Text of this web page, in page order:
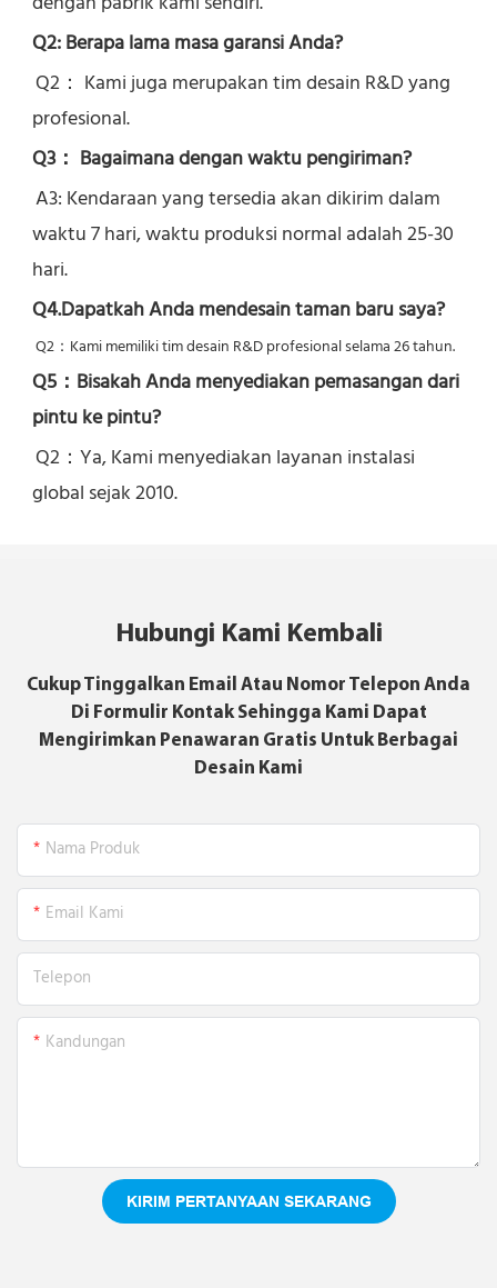
Q2: Berapa lama masa garansi Anda?
Q2： Kami juga merupakan tim desain R&D yang
profesional.
Q3： Bagaimana dengan waktu pengiriman?
A3: Kendaraan yang tersedia akan dikirim dalam
waktu 7 hari, waktu produksi normal adalah 25-30
hari.
Q4.Dapatkah Anda mendesain taman baru saya?
Q2： Kami memiliki tim desain R&D profesional selama 26 tahun.
Q5： Bisakah Anda menyediakan pemasangan dari
pintu ke pintu?
Q2：Ya, Kami menyediakan layanan instalasi
global sejak 2010.
Hubungi Kami Kembali
Cukup Tinggalkan Email Atau Nomor Telepon Anda
Di Formulir Kontak Sehingga Kami Dapat
Mengirimkan Penawaran Gratis Untuk Berbagai
Desain Kami
Nama Produk
Email Kami
Telepon
Kandungan
KIRIM PERTANYAAN SEKARANG